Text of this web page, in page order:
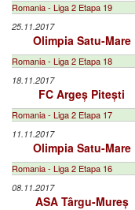
Romania - Liga 2 Etapa 19
25.11.2017
Olimpia Satu-Mare
Romania - Liga 2 Etapa 18
18.11.2017
FC Argeș Pitești
Romania - Liga 2 Etapa 17
11.11.2017
Olimpia Satu-Mare
Romania - Liga 2 Etapa 16
08.11.2017
ASA Târgu-Mureș